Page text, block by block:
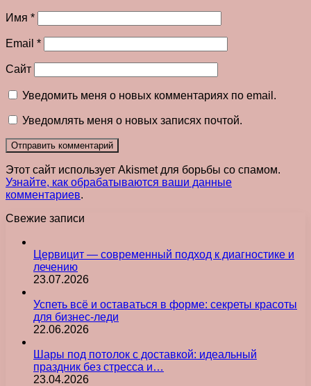
Имя *
Email *
Сайт
Уведомить меня о новых комментариях по email.
Уведомлять меня о новых записях почтой.
Этот сайт использует Akismet для борьбы со спамом.
Узнайте, как обрабатываются ваши данные
комментариев.
Свежие записи
Цервицит — современный подход к диагностике и
лечению
23.07.2026
Успеть всё и оставаться в форме: секреты красоты
для бизнес-леди
22.06.2026
Шары под потолок с доставкой: идеальный
праздник без стресса и…
23.04.2026